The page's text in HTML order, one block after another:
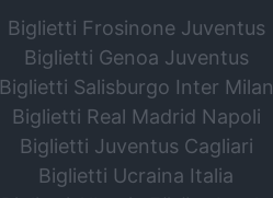
Biglietti Frosinone Juventus
Biglietti Genoa Juventus
Biglietti Salisburgo Inter Milan
Biglietti Real Madrid Napoli
Biglietti Juventus Cagliari
Biglietti Ucraina Italia